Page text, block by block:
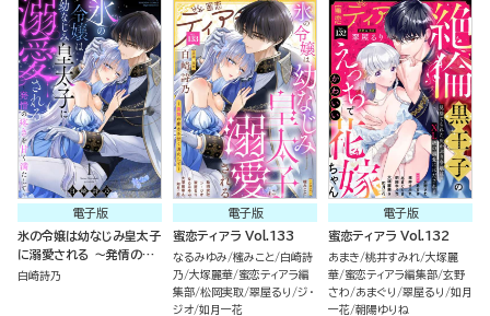
電子版
氷の令嬢は幼なじみ皇太子
に溺愛される ～発情の疼
きを甘く満たして～ （1）
白崎詩乃
電子版
蜜恋ティアラ Vol.133
なるみゆみ 櫁みこと
白崎詩
乃 大塚麗華 蜜恋ティアラ編
集部 松岡実取 翠屋るり
ジ・
ジオ 如月一花
電子版
蜜恋ティアラ Vol.132
あまき 桃井すみれ 大塚麗
華 蜜恋ティアラ編集部 玄野
さわ
あまぐり 翠屋るり
如月
一花 朝陽ゆりね